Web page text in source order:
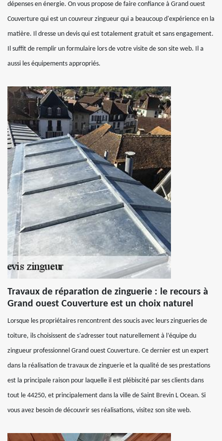
dépenses en énergie. On vous propose de faire confiance à Grand ouest
Couverture qui est un couvreur zingueur qui a beaucoup d'expérience en la
matière. Il dresse un devis qui est totalement gratuit et sans engagement.
Il suffit de remplir un formulaire lors de votre visite de son site web. Il a
aussi les équipements appropriés.
Travaux de réparation de zinguerie : le recours à
Grand ouest Couverture est un choix naturel
Lorsque les propriétaires rencontrent des soucis avec leurs zingueries de
toiture, ils choisissent de s’adresser tout naturellement à l’équipe du
zingueur professionnel Grand ouest Couverture. Ce dernier est un expert
dans la réalisation de travaux de zinguerie et la qualité de ses prestations
est la principale raison pour laquelle il est plébiscité par ses clients dans
tout le 44250, et principalement dans la ville de Saint Brevin L Ocean. Si
vous avez besoin de découvrir ses réalisations, visitez son site web.